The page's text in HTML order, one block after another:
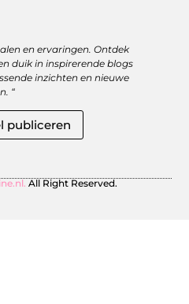
en ervaringen. Ontdek
duik in inspirerende blogs
inzichten en nieuwe
“
publiceren
All Right Reserved.